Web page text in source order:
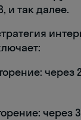
и так далее.
через
через